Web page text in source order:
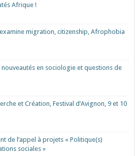
Afrique !​
migration, citizenship, Afrophobia
nouveautés en sociologie et questions de
et Création, Festival d’Avignon, 9 et 10
de l’appel à projets « Politique(s)
sociales »